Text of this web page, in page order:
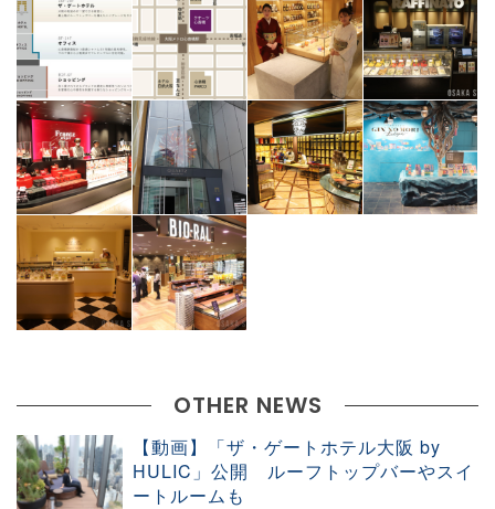
OTHER NEWS
【動画】「ザ・ゲートホテル大阪 by
HULIC」公開 ルーフトップバーやスイ
ートルームも